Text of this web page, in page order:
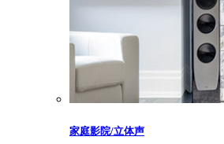
家庭影院/立体声